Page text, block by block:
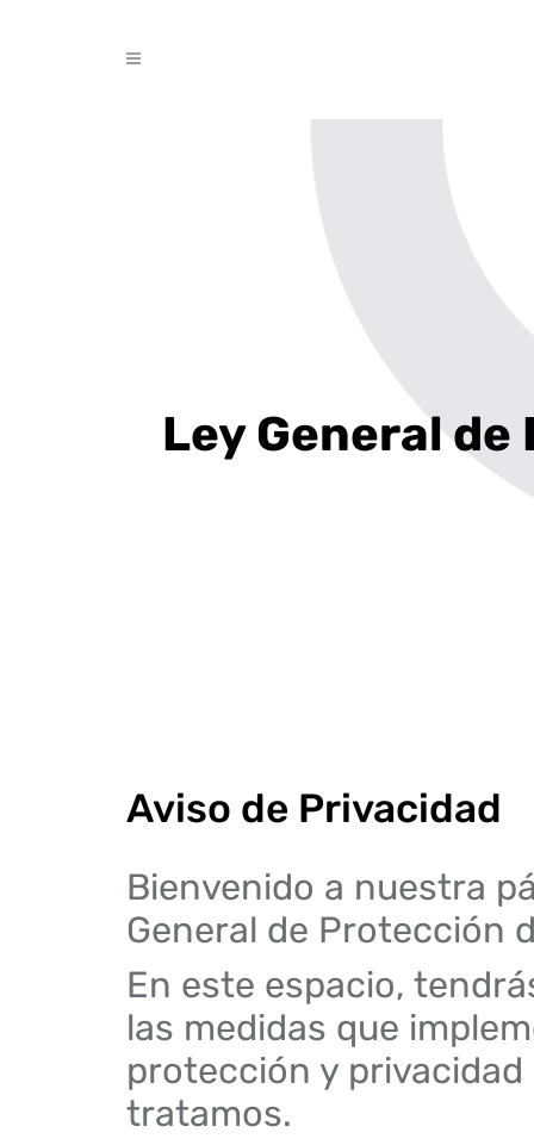
Ley General
Aviso de Privacidad
Bienvenido a nuestra
General de Protección
En este espacio,
las medidas que
protección y
tratamos.